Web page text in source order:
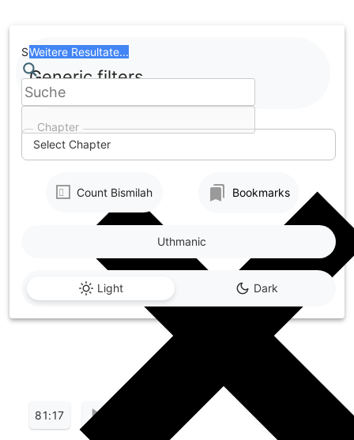
to
content
Chapter
Select Chapter
Search
Weitere Resultate...
Generic filters
Count Bismilah Bookmarks
Light Dark
Uthmanic
81:17